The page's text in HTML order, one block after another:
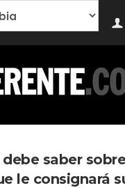
saber
le consignará